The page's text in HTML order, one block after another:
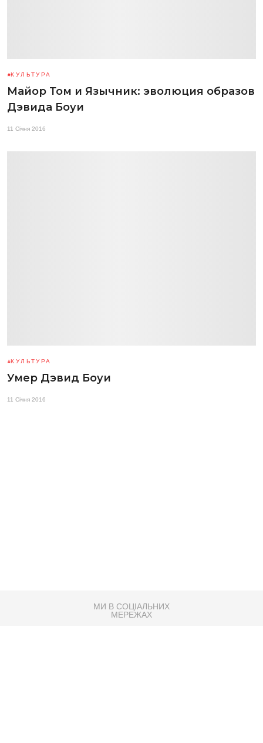
КУЛЬТУРА
Майор Том и Язычник: эволюция образов
Дэвида Боуи
11 Січня 2016
КУЛЬТУРА
Умер Дэвид Боуи
11 Січня 2016
МИ В СОЦІАЛЬНИХ
МЕРЕЖАХ